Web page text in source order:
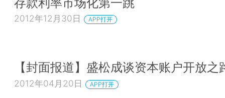
2012年12月30日 APP打开
【封面报道】盛松成谈资本账户开放
2012年04月20日 APP打开